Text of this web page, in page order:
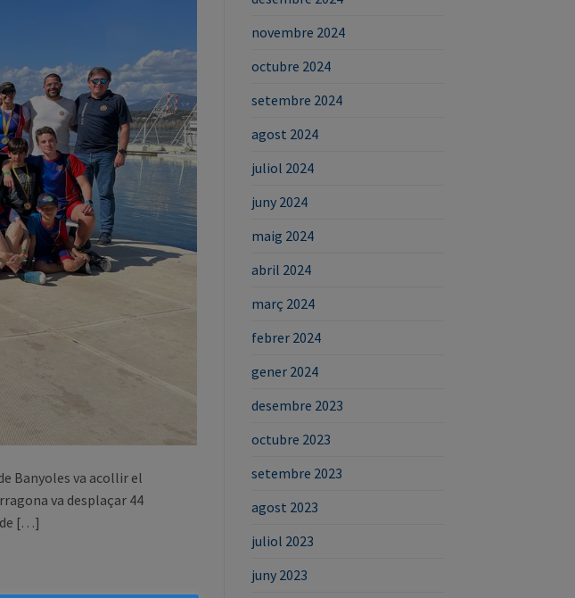
Banyoles va acollir el
va desplaçar 44
[…]
novembre 2024
octubre 2024
setembre 2024
agost 2024
juliol 2024
juny 2024
maig 2024
abril 2024
març 2024
febrer 2024
gener 2024
desembre 2023
octubre 2023
setembre 2023
agost 2023
juliol 2023
juny 2023